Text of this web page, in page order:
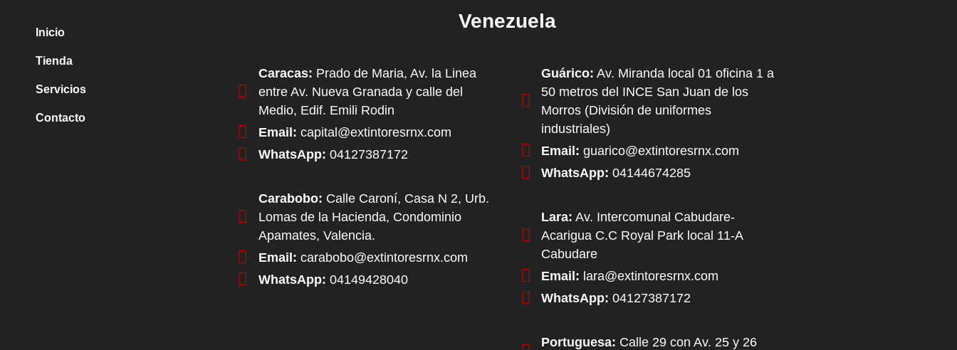
Inicio
Tienda
Servicios
Contacto
Venezuela
Caracas: Prado de Maria, Av. la Linea
entre Av. Nueva Granada y calle del
Medio, Edif. Emili Rodin
Email: capital@extintoresrnx.com
WhatsApp: 04127387172
Carabobo: Calle Caroní, Casa N 2, Urb.
Lomas de la Hacienda, Condominio
Apamates, Valencia.
Email: carabobo@extintoresrnx.com
WhatsApp: 04149428040
Guárico: Av. Miranda local 01 oficina 1 a
50 metros del INCE San Juan de los
Morros (División de uniformes
industriales)
Email: guarico@extintoresrnx.com
WhatsApp: 04144674285
Lara: Av. Intercomunal Cabudare-
Acarigua C.C Royal Park local 11-A
Cabudare
Email: lara@extintoresrnx.com
WhatsApp: 04127387172
Portuguesa: Calle 29 con Av. 25 y 26